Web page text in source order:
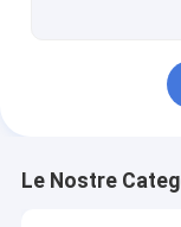
Bobina dello
Le Nostre